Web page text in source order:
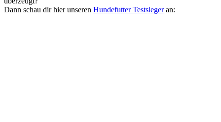
Dann schau dir hier unseren Hundefutter Testsiegeran: